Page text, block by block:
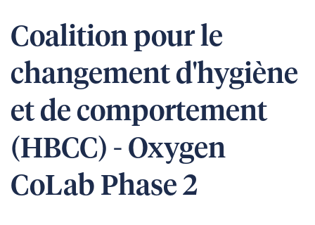
Coalition pour le
changement d'hygiène
et de comportement
(HBCC) - Oxygen
CoLab Phase 2